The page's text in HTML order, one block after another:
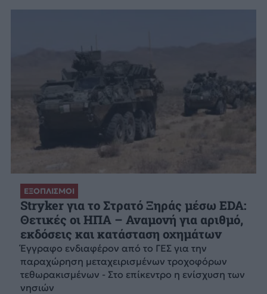
ΕΞΟΠΛΙΣΜΟΙ
Stryker για το Στρατό Ξηράς μέσω EDA:
Θετικές οι ΗΠΑ – Αναμονή για αριθμό,
εκδόσεις και κατάσταση οχημάτων
Έγγραφο ενδιαφέρον από το ΓΕΣ για την
παραχώρηση μεταχειρισμένων τροχοφόρων
τεθωρακισμένων - Στο επίκεντρο η ενίσχυση των
νησιών